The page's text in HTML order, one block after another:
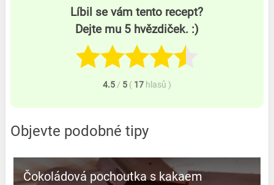
Líbil se vám tento recept?
Dejte mu 5 hvězdiček. :)
4.5 / 5 ( 17 hlasů )
Objevte podobné tipy
Čokoládová pochoutka s kakaem